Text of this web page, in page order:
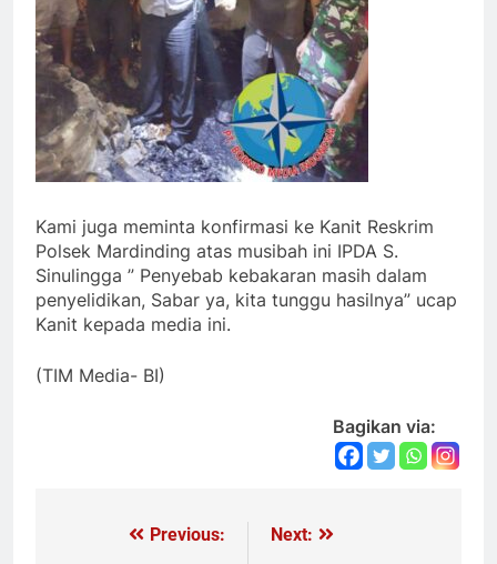
Kami juga meminta konfirmasi ke Kanit Reskrim
Polsek Mardinding atas musibah ini IPDA S.
Sinulingga ” Penyebab kebakaran masih dalam
penyelidikan, Sabar ya, kita tunggu hasilnya” ucap
Kanit kepada media ini.
(TIM Media- BI)
Bagikan via:
NavigasiPrevious:
Next: